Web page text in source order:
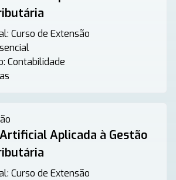
Curso de Extensão
Contabilidade
Aplicada à Gestão
Curso de Extensão